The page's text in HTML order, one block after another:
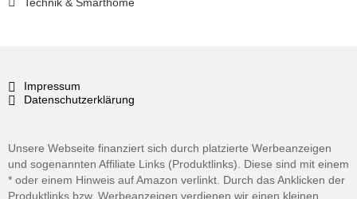
Impressum
Datenschutzerklärung
Unsere Webseite finanziert sich durch platzierte Werbeanzeigen
und sogenannten Affiliate Links (Produktlinks). Diese sind mit einem
* oder einem Hinweis auf Amazon verlinkt. Durch das Anklicken der
Produktlinks bzw. Werbeanzeigen verdienen wir einen kleinen